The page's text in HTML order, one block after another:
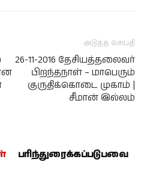
அடுத்த செய்தி
26-11-2016 தேசியத்தலைவர்
பிறந்தநாள் – மாபெரும்
குருதிக்கொடை முகாம் |
சீமான் இல்லம்
பரிந்துரைக்கப்படுபவை